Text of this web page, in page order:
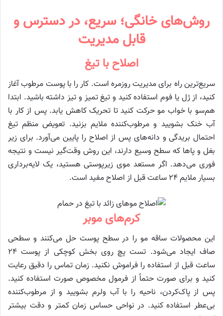
روش‌های خانگی؛ سریع، در دسترس و
قابل مدیریت
اصلاح با تیغ
سریع‌ترین راه برای مدیریت روزمره است. کار را با پوست مرطوب آغاز
کنید، از ژل یا فوم استفاده کنید و تیغ تمیز و تیز داشته باشید. ابتدا
هم‌سو با خواب مو حرکت کنید تا تحریک کاهش یابد. پس از کار با
آب خنک بشویید و مرطوب‌کننده ملایم بزنید. تعویض منظم تیغ
احتمال بریدگی و دانه‌های پس از اصلاح را پایین می‌آورد. برای زیر
بغل و پاها که سطح وسیع دارند، این روش وقت‌گیر نیست و نتیجه
فوری می‌دهد. اگر مستعد موی زیرپوستی هستید، یک لایه‌برداری
بسیار ملایم ۲۴ ساعت قبل از اصلاح مفید است.
کرم‌های موبر
این محصولات ساقه مو را در سطح پوست حل می‌کنند و سطحی
صاف ایجاد می‌شود. تست پچ روی بخش کوچکی از پوست ۲۴
ساعت قبل از استفاده را فراموش نکنید. زمان تماس را دقیق رعایت
کنید و برای صورت حتماً از فرمول مخصوص صورت استفاده کنید.
پس از پاک‌کردن، ناحیه را با آب ولرم بشویید و از مرطوب‌کننده
بی‌عطر استفاده کنید. در نواحی حساس زمان کمتر و دقت بیشتر